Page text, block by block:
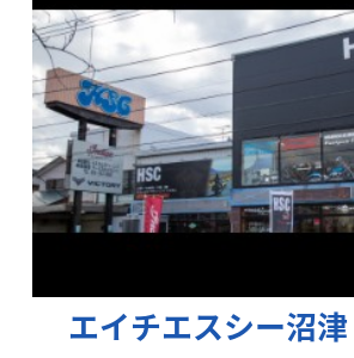
エイチエスシー沼津